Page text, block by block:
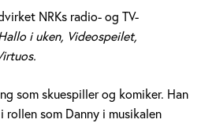
NRKs radio- og TV-
i uken, Videospeilet,
som skuespiller og komiker. Han
som Danny i musikalen